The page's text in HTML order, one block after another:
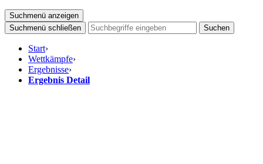
Suchmenü anzeigen
Suchmenü schließen
Suchen
Start›
Wettkämpfe›
Ergebnisse›
Ergebnis Detail